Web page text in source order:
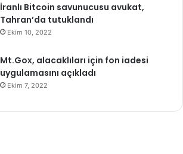
İranlı Bitcoin savunucusu avukat,
Tahran’da tutuklandı
Ekim 10, 2022
Mt.Gox, alacaklıları için fon iadesi
uygulamasını açıkladı
Ekim 7, 2022